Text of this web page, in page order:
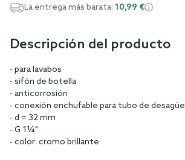
La entrega más barata: 10,99 €
Descripción del producto
- para lavabos
- sifón de botella
- anticorrosión
- conexión enchufable para tubo de desagüe
- d = 32 mm
- G 1¼"
- color: cromo brillante